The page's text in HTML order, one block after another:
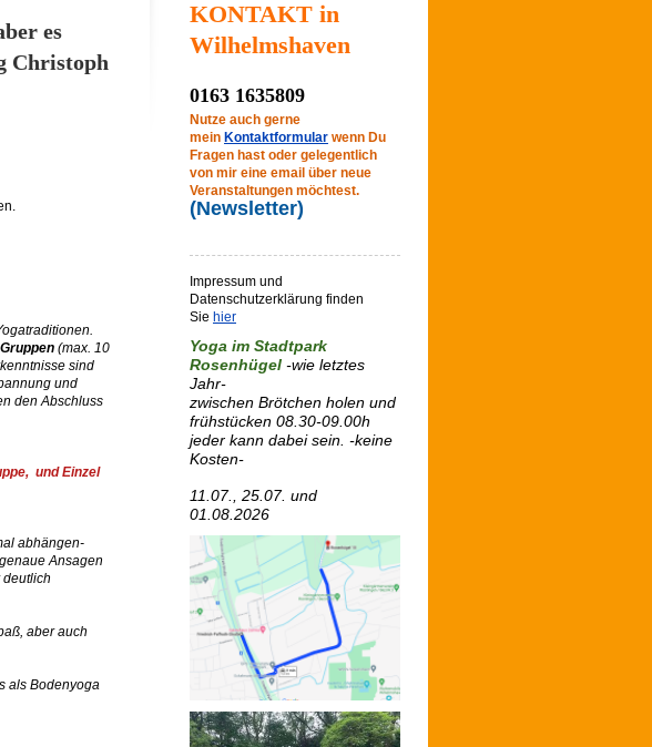
es
Christoph
Gruppen (max. 10
sind
und
den Abschluss
und Einzel
abhängen-
Ansagen
aber auch
als Bodenyoga
KONTAKT in
Wilhelmshaven
0163 1635809
Nutze auch gerne
mein Kontaktformular wenn Du
Fragen hast oder gelegentlich
von mir eine email über neue
Veranstaltungen möchtest.
(Newsletter)
Impressum und
Datenschutzerklärung finden
Sie hier
Yoga im Stadtpark
Rosenhügel -wie letztes
Jahr-
zwischen Brötchen holen und
frühstücken 08.30-09.00h
jeder kann dabei sein. -keine
Kosten-
11.07., 25.07. und
01.08.2026